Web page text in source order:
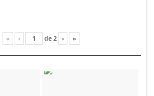
« ‹ de2 › »